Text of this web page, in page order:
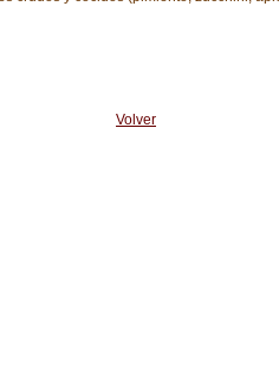
Volver